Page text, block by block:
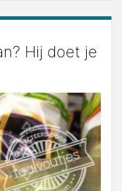
Hij doet je